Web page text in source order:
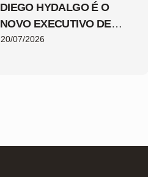
DIEGO HYDALGO É O
NOVO EXECUTIVO DE
FUTEBOL DO JEC
20/07/2026